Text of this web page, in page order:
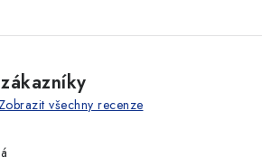
Zobrazit všechny recenze